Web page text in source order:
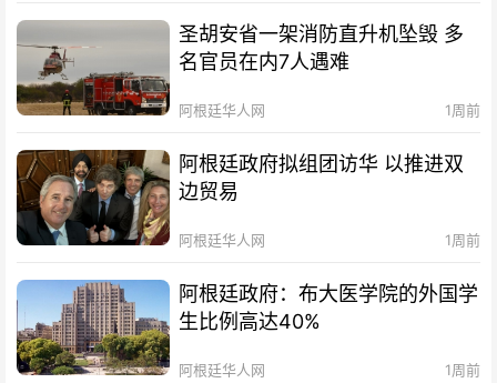
圣胡安省一架消防直升机坠毁 多
名官员在内7人遇难
阿根廷华人网 1周前
阿根廷政府拟组团访华 以推进双
边贸易
阿根廷华人网 1周前
阿根廷政府：布大医学院的外国学
生比例高达40%
阿根廷华人网 1周前